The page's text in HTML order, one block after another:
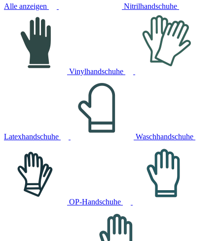
Alle anzeigen Nitrilhandschuhe
Vinylhandschuhe
Latexhandschuhe Waschhandschuhe
OP-Handschuhe